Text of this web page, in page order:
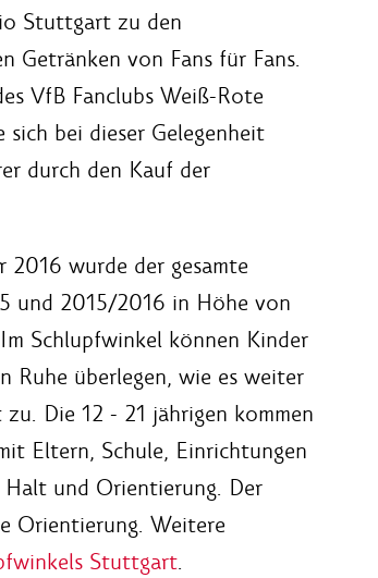
Stuttgart zu den
Getränken von Fans für Fans.
VfB Fanclubs Weiß-Rote
bei dieser Gelegenheit
durch den Kauf der
2016 wurde der gesamte
und 2015/2016 in Höhe von
Schlupfwinkel können Kinder
Ruhe überlegen, wie es weiter
Die 12 - 21 jährigen kommen
Eltern, Schule, Einrichtungen
und Orientierung. Der
Orientierung. Weitere
Stuttgart.